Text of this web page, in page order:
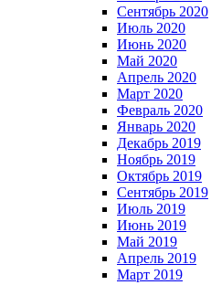
Сентябрь 2020
Июль 2020
Июнь 2020
Май 2020
Апрель 2020
Март 2020
Февраль 2020
Январь 2020
Декабрь 2019
Ноябрь 2019
Октябрь 2019
Сентябрь 2019
Июль 2019
Июнь 2019
Май 2019
Апрель 2019
Март 2019